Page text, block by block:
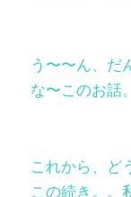
う〜〜ん、だ
な〜このお話。
これから、ど
この続き。。